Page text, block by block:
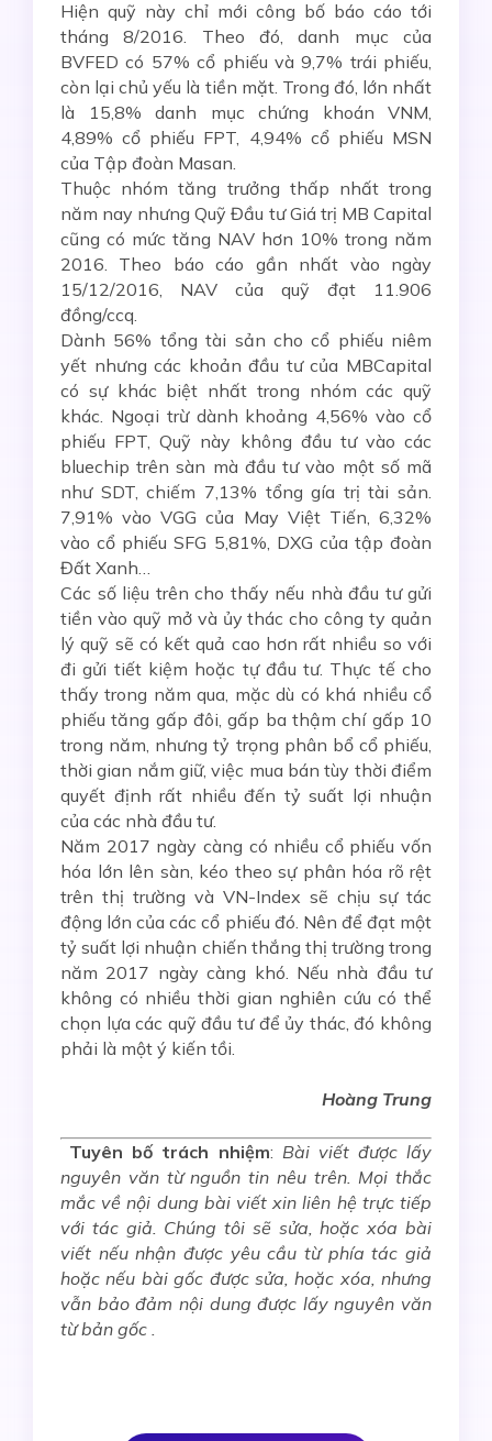
Hiện quỹ này chỉ mới công bố báo cáo tới
tháng 8/2016. Theo đó, danh mục của
BVFED có 57% cổ phiếu và 9,7% trái phiếu,
còn lại chủ yếu là tiền mặt. Trong đó, lớn nhất
là 15,8% danh mục chứng khoán VNM,
4,89% cổ phiếu FPT, 4,94% cổ phiếu MSN
của Tập đoàn Masan.
Thuộc nhóm tăng trưởng thấp nhất trong
năm nay nhưng Quỹ Đầu tư Giá trị MB Capital
cũng có mức tăng NAV hơn 10% trong năm
2016. Theo báo cáo gần nhất vào ngày
15/12/2016, NAV của quỹ đạt 11.906
đồng/ccq.
Dành 56% tổng tài sản cho cổ phiếu niêm
yết nhưng các khoản đầu tư của MBCapital
có sự khác biệt nhất trong nhóm các quỹ
khác. Ngoại trừ dành khoảng 4,56% vào cổ
phiếu FPT, Quỹ này không đầu tư vào các
bluechip trên sàn mà đầu tư vào một số mã
như SDT, chiếm 7,13% tổng gía trị tài sản.
7,91% vào VGG của May Việt Tiến, 6,32%
vào cổ phiếu SFG 5,81%, DXG của tập đoàn
Đất Xanh…
Các số liệu trên cho thấy nếu nhà đầu tư gửi
tiền vào quỹ mở và ủy thác cho công ty quản
lý quỹ sẽ có kết quả cao hơn rất nhiều so với
đi gửi tiết kiệm hoặc tự đầu tư. Thực tế cho
thấy trong năm qua, mặc dù có khá nhiều cổ
phiếu tăng gấp đôi, gấp ba thậm chí gấp 10
trong năm, nhưng tỷ trọng phân bổ cổ phiếu,
thời gian nắm giữ, việc mua bán tùy thời điểm
quyết định rất nhiều đến tỷ suất lợi nhuận
của các nhà đầu tư.
Năm 2017 ngày càng có nhiều cổ phiếu vốn
hóa lớn lên sàn, kéo theo sự phân hóa rõ rệt
trên thị trường và VN-Index sẽ chịu sự tác
động lớn của các cổ phiếu đó. Nên để đạt một
tỷ suất lợi nhuận chiến thắng thị trường trong
năm 2017 ngày càng khó. Nếu nhà đầu tư
không có nhiều thời gian nghiên cứu có thể
chọn lựa các quỹ đầu tư để ủy thác, đó không
phải là một ý kiến tồi.
Hoàng Trung
Tuyên bố trách nhiệm: Bài viết được lấy
nguyên văn từ nguồn tin nêu trên. Mọi thắc
mắc về nội dung bài viết xin liên hệ trực tiếp
với tác giả. Chúng tôi sẽ sửa, hoặc xóa bài
viết nếu nhận được yêu cầu từ phía tác giả
hoặc nếu bài gốc được sửa, hoặc xóa, nhưng
vẫn bảo đảm nội dung được lấy nguyên văn
từ bản gốc .